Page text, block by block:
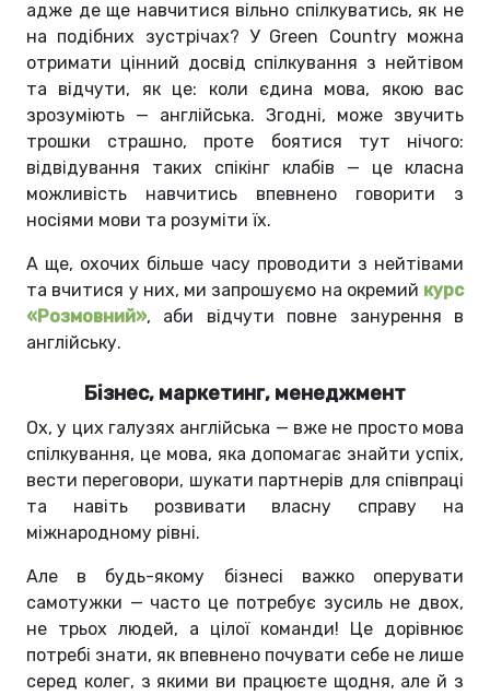
адже де ще навчитися вільно спілкуватись, як не
на подібних зустрічах? У Green Country можна
отримати цінний досвід спілкування з нейтівом
та відчути, як це: коли єдина мова, якою вас
зрозуміють — англійська. Згодні, може звучить
трошки страшно, проте боятися тут нічого:
відвідування таких спікінг клабів — це класна
можливість навчитись впевнено говорити з
носіями мови та розуміти їх.
А ще, охочих більше часу проводити з нейтівами
та вчитися у них, ми запрошуємо на окремий курс
«Розмовний», аби відчути повне занурення в
англійську.
Бізнес, маркетинг, менеджмент
Ох, у цих галузях англійська — вже не просто мова
спілкування, це мова, яка допомагає знайти успіх,
вести переговори, шукати партнерів для співпраці
та навіть розвивати власну справу на
міжнародному рівні.
Але в будь-якому бізнесі важко оперувати
самотужки — часто це потребує зусиль не двох,
не трьох людей, а цілої команди! Це дорівнює
потребі знати, як впевнено почувати себе не лише
серед колег, з якими ви працюєте щодня, але й з